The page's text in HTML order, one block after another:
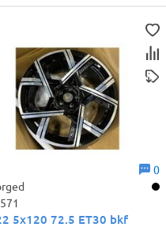
0
5x120 72.5 ET30 bkf